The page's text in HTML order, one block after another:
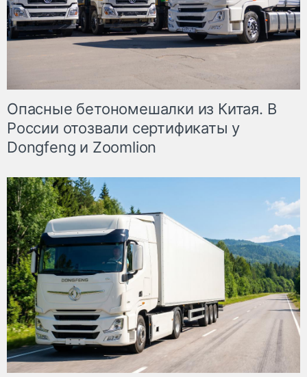
Опасные бетономешалки из Китая. В
России отозвали сертификаты у
Dongfeng и Zoomlion